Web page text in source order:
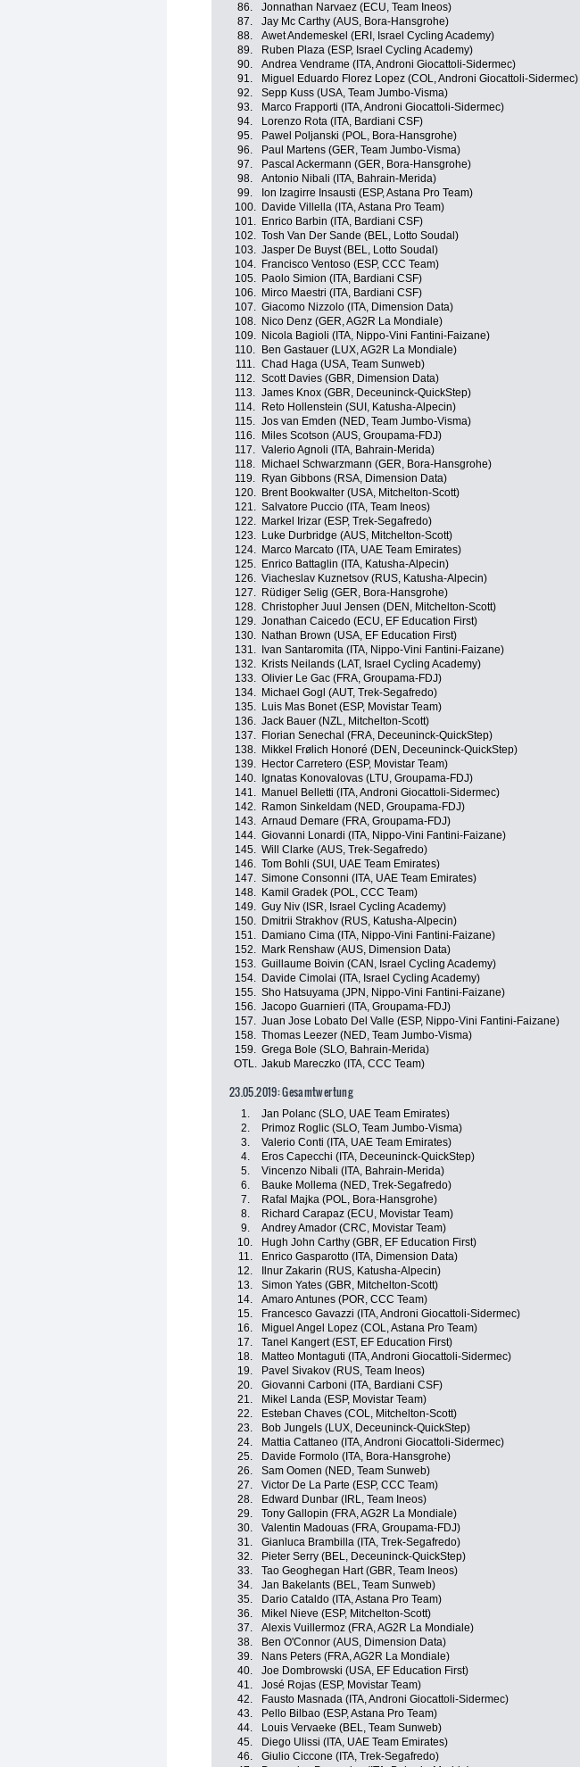
86.
Jonnathan Narvaez (ECU, Team Ineos)
87.
Jay Mc Carthy (AUS, Bora-Hansgrohe)
88.
Awet Andemeskel (ERI, Israel Cycling Academy)
89.
Ruben Plaza (ESP, Israel Cycling Academy)
90.
Andrea Vendrame (ITA, Androni Giocattoli-Sidermec)
91.
Miguel Eduardo Florez Lopez (COL, Androni Giocattoli-Sidermec)
92.
Sepp Kuss (USA, Team Jumbo-Visma)
93.
Marco Frapporti (ITA, Androni Giocattoli-Sidermec)
94.
Lorenzo Rota (ITA, Bardiani CSF)
95.
Pawel Poljanski (POL, Bora-Hansgrohe)
96.
Paul Martens (GER, Team Jumbo-Visma)
97.
Pascal Ackermann (GER, Bora-Hansgrohe)
98.
Antonio Nibali (ITA, Bahrain-Merida)
99.
Ion Izagirre Insausti (ESP, Astana Pro Team)
100.
Davide Villella (ITA, Astana Pro Team)
101.
Enrico Barbin (ITA, Bardiani CSF)
102. Tosh Van Der Sande (BEL, Lotto Soudal)
103. Jasper De Buyst (BEL, Lotto Soudal)
104.
Francisco Ventoso (ESP, CCC Team)
105.
Paolo Simion (ITA, Bardiani CSF)
106.
Mirco Maestri (ITA, Bardiani CSF)
107. Giacomo Nizzolo (ITA, Dimension Data)
108.
Nico Denz (GER, AG2R La Mondiale)
109.
Nicola Bagioli (ITA, Nippo-Vini Fantini-Faizane)
110.
Ben Gastauer (LUX, AG2R La Mondiale)
111. Chad Haga (USA, Team Sunweb)
112. Scott Davies (GBR, Dimension Data)
113. James Knox (GBR, Deceuninck-QuickStep)
114.
Reto Hollenstein (SUI, Katusha-Alpecin)
115. Jos van Emden (NED, Team Jumbo-Visma)
116.
Miles Scotson (AUS, Groupama-FDJ)
117. Valerio Agnoli (ITA, Bahrain-Merida)
118.
Michael Schwarzmann (GER, Bora-Hansgrohe)
119.
Ryan Gibbons (RSA, Dimension Data)
120.
Brent Bookwalter (USA, Mitchelton-Scott)
121. Salvatore Puccio (ITA, Team Ineos)
122.
Markel Irizar (ESP, Trek-Segafredo)
123.
Luke Durbridge (AUS, Mitchelton-Scott)
124.
Marco Marcato (ITA, UAE Team Emirates)
125.
Enrico Battaglin (ITA, Katusha-Alpecin)
126. Viacheslav Kuznetsov (RUS, Katusha-Alpecin)
127.
Rüdiger Selig (GER, Bora-Hansgrohe)
128. Christopher Juul Jensen (DEN, Mitchelton-Scott)
129. Jonathan Caicedo (ECU, EF Education First)
130.
Nathan Brown (USA, EF Education First)
131.
Ivan Santaromita (ITA, Nippo-Vini Fantini-Faizane)
132.
Krists Neilands (LAT, Israel Cycling Academy)
133. Olivier Le Gac (FRA, Groupama-FDJ)
134.
Michael Gogl (AUT, Trek-Segafredo)
135.
Luis Mas Bonet (ESP, Movistar Team)
136. Jack Bauer (NZL, Mitchelton-Scott)
137.
Florian Senechal (FRA, Deceuninck-QuickStep)
138.
Mikkel Frølich Honoré (DEN, Deceuninck-QuickStep)
139.
Hector Carretero (ESP, Movistar Team)
140.
Ignatas Konovalovas (LTU, Groupama-FDJ)
141.
Manuel Belletti (ITA, Androni Giocattoli-Sidermec)
142.
Ramon Sinkeldam (NED, Groupama-FDJ)
143. Arnaud Demare (FRA, Groupama-FDJ)
144. Giovanni Lonardi (ITA, Nippo-Vini Fantini-Faizane)
145. Will Clarke (AUS, Trek-Segafredo)
146. Tom Bohli (SUI, UAE Team Emirates)
147. Simone Consonni (ITA, UAE Team Emirates)
148.
Kamil Gradek (POL, CCC Team)
149. Guy Niv (ISR, Israel Cycling Academy)
150.
Dmitrii Strakhov (RUS, Katusha-Alpecin)
151.
Damiano Cima (ITA, Nippo-Vini Fantini-Faizane)
152.
Mark Renshaw (AUS, Dimension Data)
153. Guillaume Boivin (CAN, Israel Cycling Academy)
154.
Davide Cimolai (ITA, Israel Cycling Academy)
155. Sho Hatsuyama (JPN, Nippo-Vini Fantini-Faizane)
156. Jacopo Guarnieri (ITA, Groupama-FDJ)
157. Juan Jose Lobato Del Valle (ESP, Nippo-Vini Fantini-Faizane)
158. Thomas Leezer (NED, Team Jumbo-Visma)
159. Grega Bole (SLO, Bahrain-Merida)
OTL. Jakub Mareczko (ITA, CCC Team)
23.05.2019: Gesamtwertung
1. Jan Polanc (SLO, UAE Team Emirates)
2.
Primoz Roglic (SLO, Team Jumbo-Visma)
3.
Valerio Conti (ITA, UAE Team Emirates)
4.
Eros Capecchi (ITA, Deceuninck-QuickStep)
5.
Vincenzo Nibali (ITA, Bahrain-Merida)
6.
Bauke Mollema (NED, Trek-Segafredo)
7.
Rafal Majka (POL, Bora-Hansgrohe)
8.
Richard Carapaz (ECU, Movistar Team)
9.
Andrey Amador (CRC, Movistar Team)
10.
Hugh John Carthy (GBR, EF Education First)
11.
Enrico Gasparotto (ITA, Dimension Data)
12.
Ilnur Zakarin (RUS, Katusha-Alpecin)
13.
Simon Yates (GBR, Mitchelton-Scott)
14.
Amaro Antunes (POR, CCC Team)
15.
Francesco Gavazzi (ITA, Androni Giocattoli-Sidermec)
16.
Miguel Angel Lopez (COL, Astana Pro Team)
17.
Tanel Kangert (EST, EF Education First)
18.
Matteo Montaguti (ITA, Androni Giocattoli-Sidermec)
19.
Pavel Sivakov (RUS, Team Ineos)
20.
Giovanni Carboni (ITA, Bardiani CSF)
21.
Mikel Landa (ESP, Movistar Team)
22.
Esteban Chaves (COL, Mitchelton-Scott)
23.
Bob Jungels (LUX, Deceuninck-QuickStep)
24.
Mattia Cattaneo (ITA, Androni Giocattoli-Sidermec)
25.
Davide Formolo (ITA, Bora-Hansgrohe)
26.
Sam Oomen (NED, Team Sunweb)
27.
Victor De La Parte (ESP, CCC Team)
28.
Edward Dunbar (IRL, Team Ineos)
29.
Tony Gallopin (FRA, AG2R La Mondiale)
30.
Valentin Madouas (FRA, Groupama-FDJ)
31.
Gianluca Brambilla (ITA, Trek-Segafredo)
32.
Pieter Serry (BEL, Deceuninck-QuickStep)
33.
Tao Geoghegan Hart (GBR, Team Ineos)
34.
Jan Bakelants (BEL, Team Sunweb)
35.
Dario Cataldo (ITA, Astana Pro Team)
36.
Mikel Nieve (ESP, Mitchelton-Scott)
37.
Alexis Vuillermoz (FRA, AG2R La Mondiale)
38.
Ben O'Connor (AUS, Dimension Data)
39.
Nans Peters (FRA, AG2R La Mondiale)
40.
Joe Dombrowski (USA, EF Education First)
41.
José Rojas (ESP, Movistar Team)
42.
Fausto Masnada (ITA, Androni Giocattoli-Sidermec)
43.
Pello Bilbao (ESP, Astana Pro Team)
44.
Louis Vervaeke (BEL, Team Sunweb)
45.
Diego Ulissi (ITA, UAE Team Emirates)
46.
Giulio Ciccone (ITA, Trek-Segafredo)